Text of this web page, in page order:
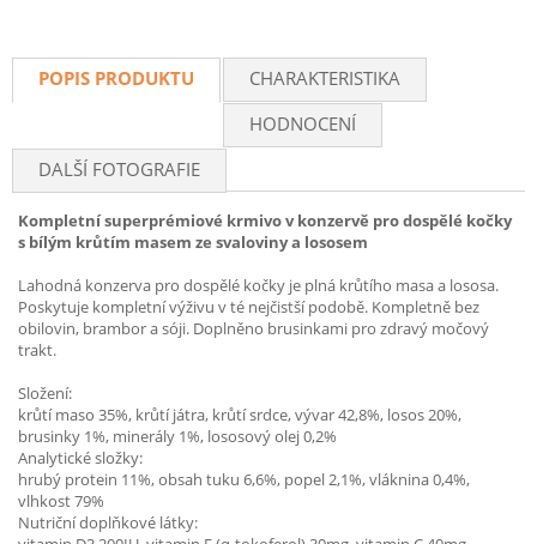
POPIS PRODUKTU
CHARAKTERISTIKA
HODNOCENÍ
DALŠÍ FOTOGRAFIE
Kompletní superprémiové krmivo v konzervě pro dospělé kočky
s bílým krůtím masem ze svaloviny a lososem
Lahodná konzerva pro dospělé kočky je plná krůtího masa a lososa.
Poskytuje kompletní výživu v té nejčistší podobě. Kompletně bez
obilovin, brambor a sóji. Doplněno brusinkami pro zdravý močový
trakt.
Složení:
krůtí maso 35%, krůtí játra, krůtí srdce, vývar 42,8%, losos 20%,
brusinky 1%, minerály 1%, lososový olej 0,2%
Analytické složky:
hrubý protein 11%, obsah tuku 6,6%, popel 2,1%, vláknina 0,4%,
vlhkost 79%
Nutriční doplňkové látky: